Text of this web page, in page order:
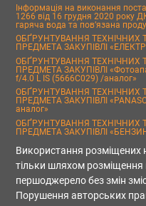
Інформація на виконання
1266 від 16 грудня 2020 року
гаряча вода та пов’язана
ОБҐРУНТУВАННЯ ТЕХНІЧНИХ
ПРЕДМЕТА ЗАКУПІВЛІ
ОБҐРУНТУВАННЯ ТЕХНІЧНИХ
ПРЕДМЕТА ЗАКУПІВЛІ
f/4.0 L IS (5666C029) /аналог»
ОБҐРУНТУВАННЯ ТЕХНІЧНИХ
ПРЕДМЕТА ЗАКУПІВЛІ
аналог»
ОБҐРУНТУВАННЯ ТЕХНІЧНИХ
ПРЕДМЕТА ЗАКУПІВЛІ
Використання розміщених
тільки шляхом розміщення
першоджерело без змін
Порушення авторських